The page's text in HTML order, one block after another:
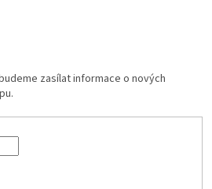
zasílat informace o nových